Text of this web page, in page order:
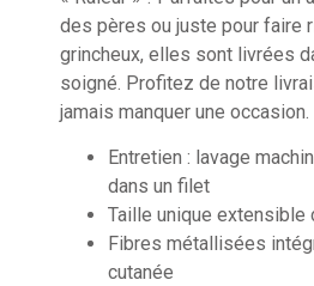
des pères ou juste pour faire
grincheux, elles sont livrées
soigné. Profitez de notre
jamais manquer une occasion.
Entretien : lavage
dans un filet
Taille unique extensible
Fibres métallisées
cutanée